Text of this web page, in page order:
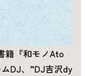
籍『和モノAto
DJ、”DJ吉沢dy